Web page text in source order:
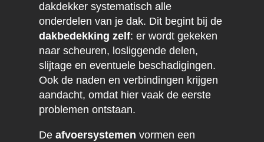
dakdekker systematisch alle
onderdelen van je dak. Dit begint bij de
dakbedekking zelf: er wordt gekeken
naar scheuren, losliggende delen,
slijtage en eventuele beschadigingen.
Ook de naden en verbindingen krijgen
aandacht, omdat hier vaak de eerste
problemen ontstaan.
De afvoersystemen vormen een